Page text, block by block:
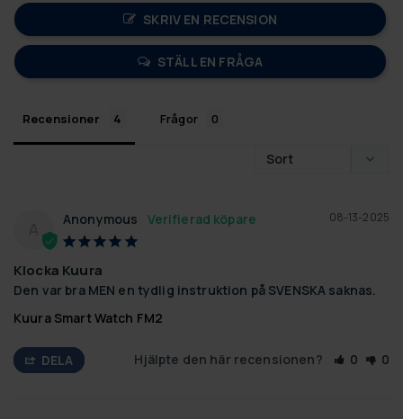
SKRIV EN RECENSION
STÄLL EN FRÅGA
Recensioner Frågor
08-13-2025
Anonymous
Klocka Kuura
Den var bra MEN en tydlig instruktion på SVENSKA saknas.
Kuura Smart Watch FM2
DELA Hjälpte den här recensionen? 0 0